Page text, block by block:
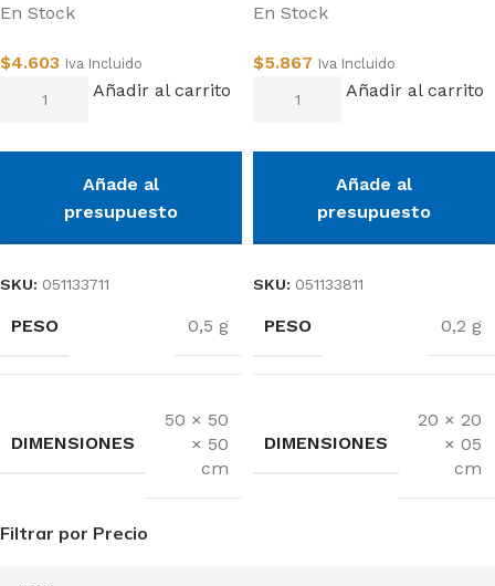
Filtrar por Precio
En Stock
$4.603 Iva Incluido
Añadir al carrito
Añade al
presupuesto
SKU: 051133711
PESO 0,5 g
DIMENSIONES
50 × 50
× 50
cm
En Stock
$5.867 Iva Incluido
Añadir al carrito
Añade al
presupuesto
SKU: 051133811
PESO 0,2 g
DIMENSIONES
20 × 20
× 05
cm